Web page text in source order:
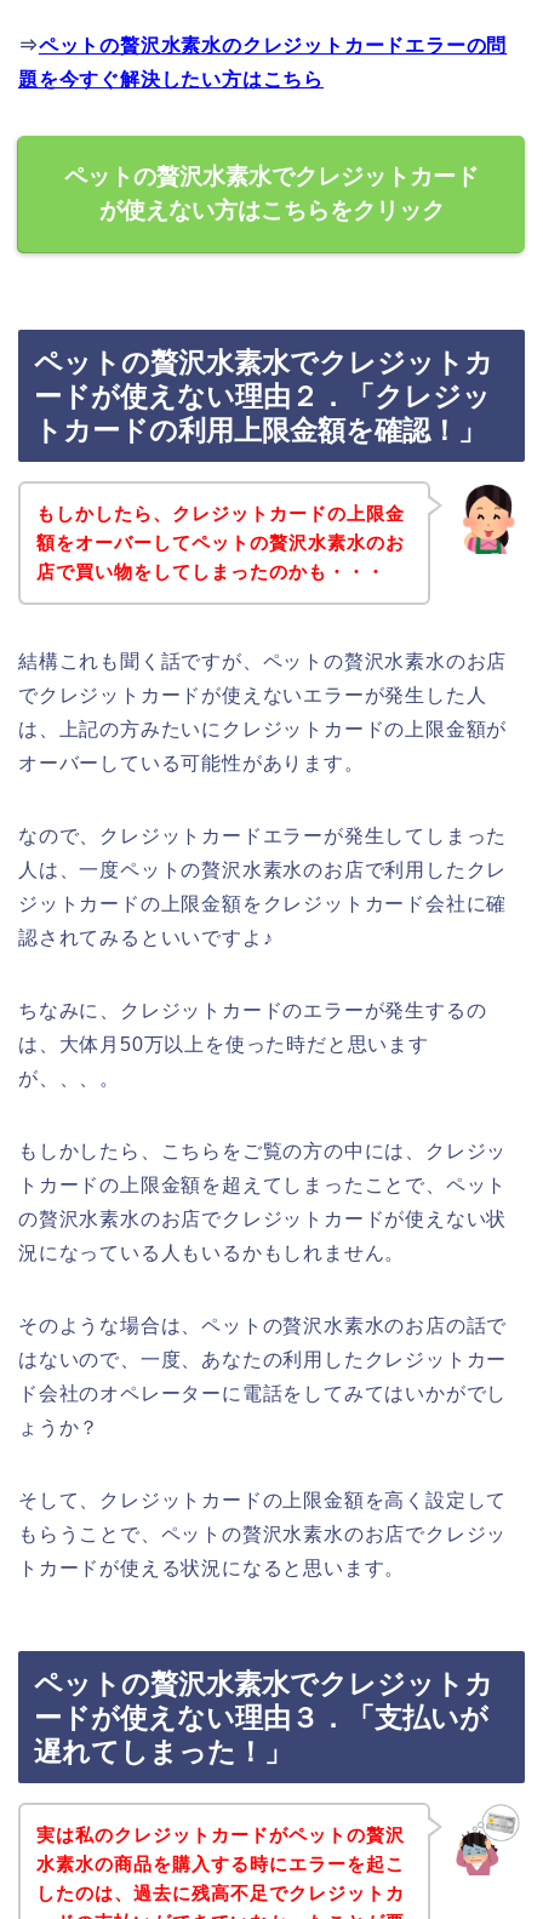
⇒ペットの贅沢水素水のクレジットカードエラーの問
題を今すぐ解決したい方はこちら
ペットの贅沢水素水でクレジットカード
が使えない方はこちらをクリック
ペットの贅沢水素水でクレジットカ
ードが使えない理由２．「クレジッ
トカードの利用上限金額を確認！」
もしかしたら、クレジットカードの上限金
額をオーバーしてペットの贅沢水素水のお
店で買い物をしてしまったのかも・・・
結構これも聞く話ですが、ペットの贅沢水素水のお店
でクレジットカードが使えないエラーが発生した人
は、上記の方みたいにクレジットカードの上限金額が
オーバーしている可能性があります。
なので、クレジットカードエラーが発生してしまった
人は、一度ペットの贅沢水素水のお店で利用したクレ
ジットカードの上限金額をクレジットカード会社に確
認されてみるといいですよ♪
ちなみに、クレジットカードのエラーが発生するの
は、大体月50万以上を使った時だと思います
が、、、。
もしかしたら、こちらをご覧の方の中には、クレジッ
トカードの上限金額を超えてしまったことで、ペット
の贅沢水素水のお店でクレジットカードが使えない状
況になっている人もいるかもしれません。
そのような場合は、ペットの贅沢水素水のお店の話で
はないので、一度、あなたの利用したクレジットカー
ド会社のオペレーターに電話をしてみてはいかがでし
ょうか？
そして、クレジットカードの上限金額を高く設定して
もらうことで、ペットの贅沢水素水のお店でクレジッ
トカードが使える状況になると思います。
ペットの贅沢水素水でクレジットカ
ードが使えない理由３．「支払いが
遅れてしまった！」
実は私のクレジットカードがペットの贅沢
水素水の商品を購入する時にエラーを起こ
したのは、過去に残高不足でクレジットカ